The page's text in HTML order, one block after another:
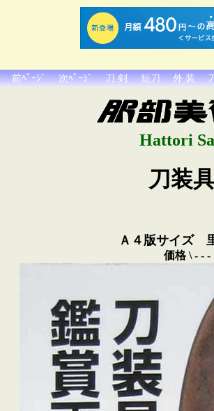
前ﾍﾟｰｼﾞ 次ﾍﾟｰｼﾞ 刀 剣 短刀 外 装
Hattori
刀装
Ａ４版サイズ
価格 \ - -